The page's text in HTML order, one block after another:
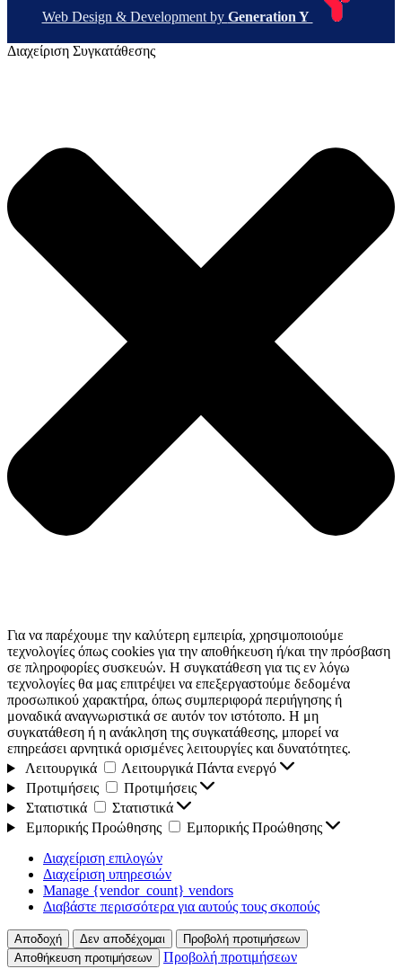
Web Design & Development by Generation Y
Διαχείριση Συγκατάθεσης
Για να παρέχουμε την καλύτερη εμπειρία, χρησιμοποιούμε
τεχνολογίες όπως cookies για την αποθήκευση ή/και την πρόσβαση
σε πληροφορίες συσκευών. Η συγκατάθεση για τις εν λόγω
τεχνολογίες θα μας επιτρέψει να επεξεργαστούμε δεδομένα
προσωπικού χαρακτήρα, όπως συμπεριφορά περιήγησης ή
μοναδικά αναγνωριστικά σε αυτόν τον ιστότοπο. Η μη
συγκατάθεση ή η ανάκληση της συγκατάθεσης, μπορεί να
επηρεάσει αρνητικά ορισμένες λειτουργίες και δυνατότητες.
Λειτουργικά
Λειτουργικά Πάντα ενεργό
Προτιμήσεις
Προτιμήσεις
Στατιστικά
Στατιστικά
Εμπορικής Προώθησης
Εμπορικής Προώθησης
Διαχείριση επιλογών
Διαχείριση υπηρεσιών
Manage {vendor_count} vendors
Διαβάστε περισσότερα για αυτούς τους σκοπούς
Αποδοχή Δεν αποδέχομαι
Προβολή προτιμήσεων
Αποθήκευση προτιμήσεων
Προβολή προτιμήσεων